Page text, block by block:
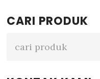
Primary
Sidebar
CARI PRODUK